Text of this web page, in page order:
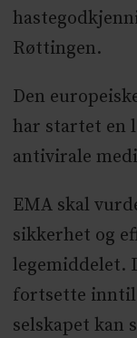
Røttingen.
Den
har startet en
antivirale
EMA skal
sikkerhet og
legemiddelet.
fortsette
selskapet kan